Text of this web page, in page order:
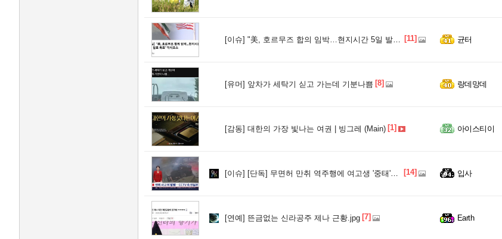
[이슈] "美, 호르무즈 합의 임박…현지시간 5일 발표 목표" 악시오스 [11] 균터
[유머] 앞차가 세탁기 싣고 가는데 기분나쁨 [8] 랑데망데
[감동] 대한의 가장 빛나는 여권 | 빙그레 (Main) [1] 아이스티이
[이슈] [단독] 무면허 만취 역주행에 여고생 '중태'…"운전 안 했다" 거짓말 뒤집은 CCTV 입수 [14] 입사
[연예] 뜬금없는 신라공주 제나 근황.jpg [7] Earth